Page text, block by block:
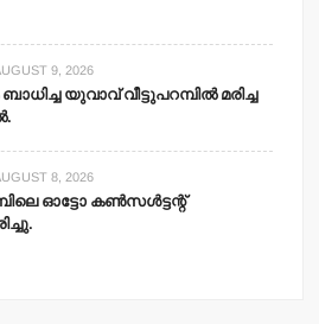
9, 2026
യുവാവ് വീട്ടുപറമ്പില്‍ മരിച്ച
8, 2026
ഓട്ടോ കണ്‍സള്‍ട്ടന്റ്